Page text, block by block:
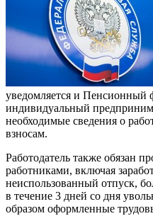
уведомляется и Пенсионный
индивидуальный
необходимые сведения о
взносам.
Работодатель также обязан
работниками, включая
неиспользованный отпуск,
в течение 3 дней со дня
образом оформленные